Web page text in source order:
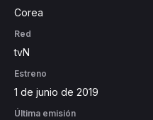
Corea
Red
tvN
Estreno
1 de junio de 2019
Última emisión